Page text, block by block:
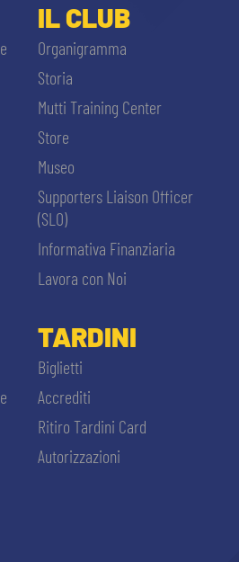
IL CLUB
Organigramma
Storia
Mutti Training Center
Store
Museo
Supporters Liaison Officer
(SLO)
Informativa Finanziaria
Lavora con Noi
TARDINI
Biglietti
Accrediti
Ritiro Tardini Card
Autorizzazioni